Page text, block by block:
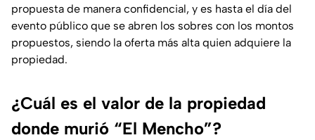
propuesta de manera confidencial, y es hasta el día del
evento público que se abren los sobres con los montos
propuestos, siendo la oferta más alta quien adquiere la
propiedad.
¿Cuál es el valor de la propiedad
donde murió “El Mencho”?